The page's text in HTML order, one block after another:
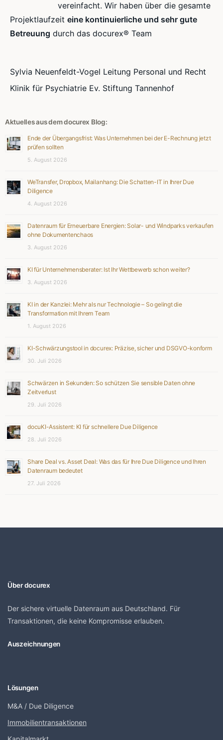
vereinfacht. Wir haben über die gesamte
Projektlaufzeit eine kontinuierliche und sehr gute
Betreuung durch das docurex® Team
Sylvia Neuenfeldt-Vogel Leitung Personal und Recht
Klinik für Psychiatrie Ev. Stiftung Tannenhof
Aktuelles aus dem docurex Blog:
Ende der Übergangsfrist: Was Unternehmen bei der E-Rechnung jetzt
prüfen sollten
5. August 2026
WeTransfer, Dropbox, Mailanhang: Die Schatten-IT in Ihrer Due
Diligence
4. August 2026
Datenraum für Erneuerbare Energien: Solar- und Windparks verkaufen
ohne Dokumentenchaos
3. August 2026
KI für Unternehmensberater: Ist Ihr Wettbewerb schon weiter?
3. August 2026
KI in der Kanzlei: Mehr als nur Technologie – So gelingt die
Transformation mit Ihrem Team
1. August 2026
KI-Schwärzungstool in docurex: Präzise, sicher und DSGVO-konform
30. Juli 2026
Schwärzen in Sekunden: So schützen Sie sensible Daten ohne
Zeitverlust
29. Juli 2026
docuKI-Assistent: KI für schnellere Due Diligence
28. Juli 2026
Share Deal vs. Asset Deal: Was das für Ihre Due Diligence und Ihren
Datenraum bedeutet
27. Juli 2026
Über docurex
Der sichere virtuelle Datenraum aus Deutschland. Für
Transaktionen, die keine Kompromisse erlauben.
Auszeichnungen
Lösungen
M&A / Due Diligence
Immobilientransaktionen